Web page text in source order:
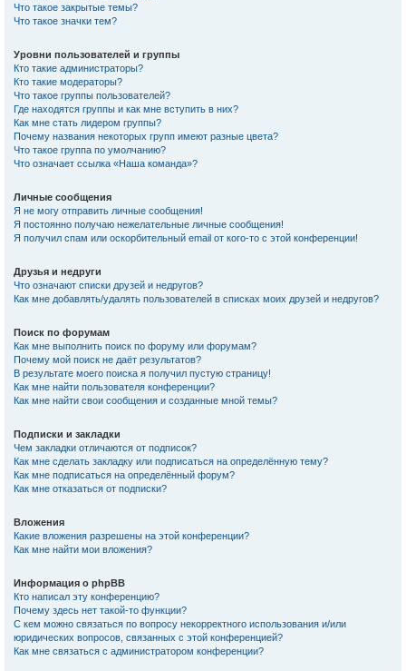
Что такое закрытые темы?
Что такое значки тем?
Уровни пользователей и группы
Кто такие администраторы?
Кто такие модераторы?
Что такое группы пользователей?
Где находятся группы и как мне вступить в них?
Как мне стать лидером группы?
Почему названия некоторых групп имеют разные цвета?
Что такое группа по умолчанию?
Что означает ссылка «Наша команда»?
Личные сообщения
Я не могу отправить личные сообщения!
Я постоянно получаю нежелательные личные сообщения!
Я получил спам или оскорбительный email от кого-то с этой конференции!
Друзья и недруги
Что означают списки друзей и недругов?
Как мне добавлять/удалять пользователей в списках моих друзей и недругов?
Поиск по форумам
Как мне выполнить поиск по форуму или форумам?
Почему мой поиск не даёт результатов?
В результате моего поиска я получил пустую страницу!
Как мне найти пользователя конференции?
Как мне найти свои сообщения и созданные мной темы?
Подписки и закладки
Чем закладки отличаются от подписок?
Как мне сделать закладку или подписаться на определённую тему?
Как мне подписаться на определённый форум?
Как мне отказаться от подписки?
Вложения
Какие вложения разрешены на этой конференции?
Как мне найти мои вложения?
Информация о phpBB
Кто написал эту конференцию?
Почему здесь нет такой-то функции?
С кем можно связаться по вопросу некорректного использования и/или
юридических вопросов, связанных с этой конференцией?
Как мне связаться с администратором конференции?